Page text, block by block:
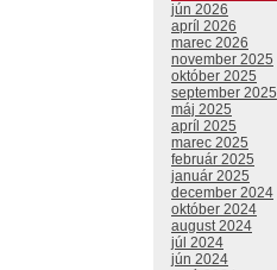
jún 2026
apríl 2026
marec 2026
november 2025
október 2025
september 2025
máj 2025
apríl 2025
marec 2025
február 2025
január 2025
december 2024
október 2024
august 2024
júl 2024
jún 2024